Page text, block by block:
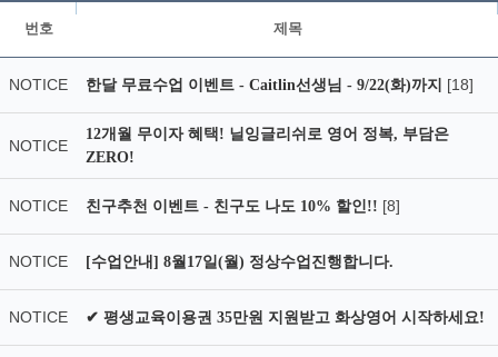
번호 제목
NOTICE 한달 무료수업 이벤트 - Caitlin선생님 - 9/22(화)까지 [18]
NOTICE
12개월 무이자 혜택! 닐잉글리쉬로 영어 정복, 부담은
ZERO!
NOTICE 친구추천 이벤트 - 친구도 나도 10% 할인!! [8]
NOTICE [수업안내] 8월17일(월) 정상수업진행합니다.
NOTICE ✔ 평생교육이용권 35만원 지원받고 화상영어 시작하세요!